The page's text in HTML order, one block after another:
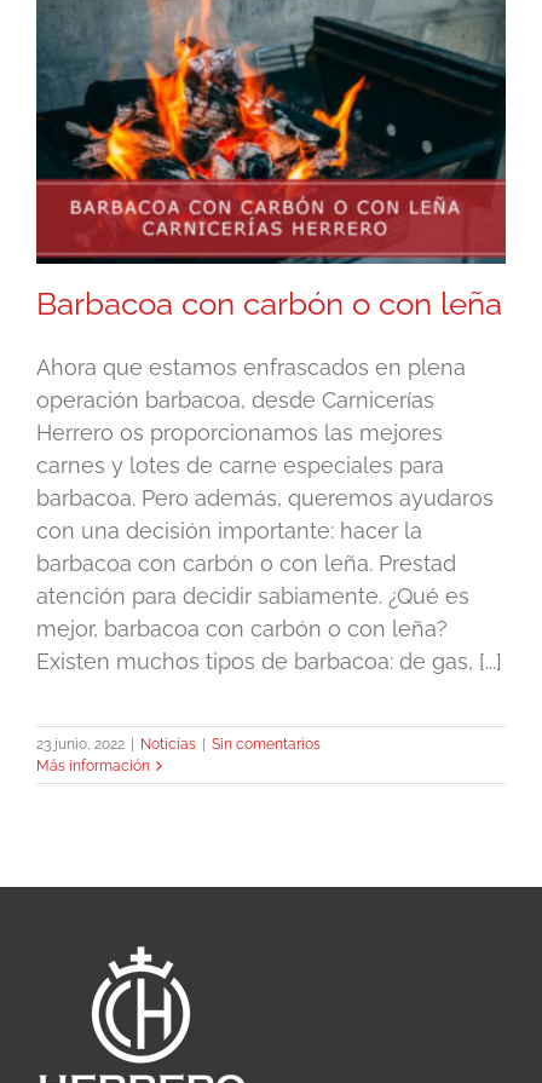
Barbacoa con carbón o con leña
Ahora que estamos enfrascados en plena
operación barbacoa, desde Carnicerías
Herrero os proporcionamos las mejores
carnes y lotes de carne especiales para
barbacoa. Pero además, queremos ayudaros
con una decisión importante: hacer la
barbacoa con carbón o con leña. Prestad
atención para decidir sabiamente. ¿Qué es
mejor, barbacoa con carbón o con leña?
Existen muchos tipos de barbacoa: de gas, [...]
23 junio, 2022 Noticias
Sin comentarios
Más información